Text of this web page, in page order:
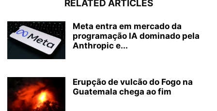
RELATED ARTICLES
Meta entra em mercado da
programação IA dominado pela
Anthropic e...
Erupção de vulcão do Fogo na
Guatemala chega ao fim